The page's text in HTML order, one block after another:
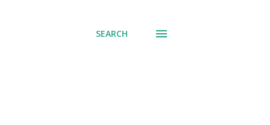
SEARCH